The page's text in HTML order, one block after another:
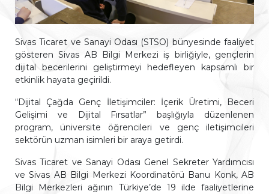
Sivas Ticaret ve Sanayi Odası (STSO) bünyesinde faaliyet
gösteren Sivas AB Bilgi Merkezi iş birliğiyle, gençlerin
dijital becerilerini geliştirmeyi hedefleyen kapsamlı bir
etkinlik hayata geçirildi.
“Dijital Çağda Genç İletişimciler: İçerik Üretimi, Beceri
Gelişimi ve Dijital Fırsatlar” başlığıyla düzenlenen
program, üniversite öğrencileri ve genç iletişimcileri
sektörün uzman isimleri bir araya getirdi.
Sivas Ticaret ve Sanayi Odası Genel Sekreter Yardımcısı
ve Sivas AB Bilgi Merkezi Koordinatörü Banu Konk, AB
Bilgi Merkezleri ağının Türkiye’de 19 ilde faaliyetlerine